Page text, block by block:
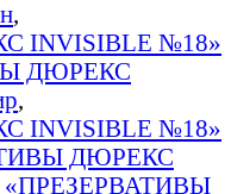
,
INVISIBLE №18»
ДЮРЕКС
,
INVISIBLE №18»
ДЮРЕКС
«ПРЕЗЕРВАТИВЫ